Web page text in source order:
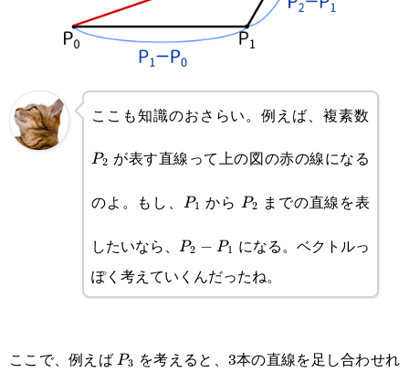
ここも知識のおさらい。例えば、複素数
P2 が表す直線って上の図の赤の線になる
のよ。もし、 P_1
P1 から P_2
P2 までの直線を表
したいなら、P_2-
P_1
P2 − P1 になる。ベクトルっ
ぽく考えていくんだったね。
ここで、例えばP_3
P3 を考えると、3本の直線を足し合わせれ